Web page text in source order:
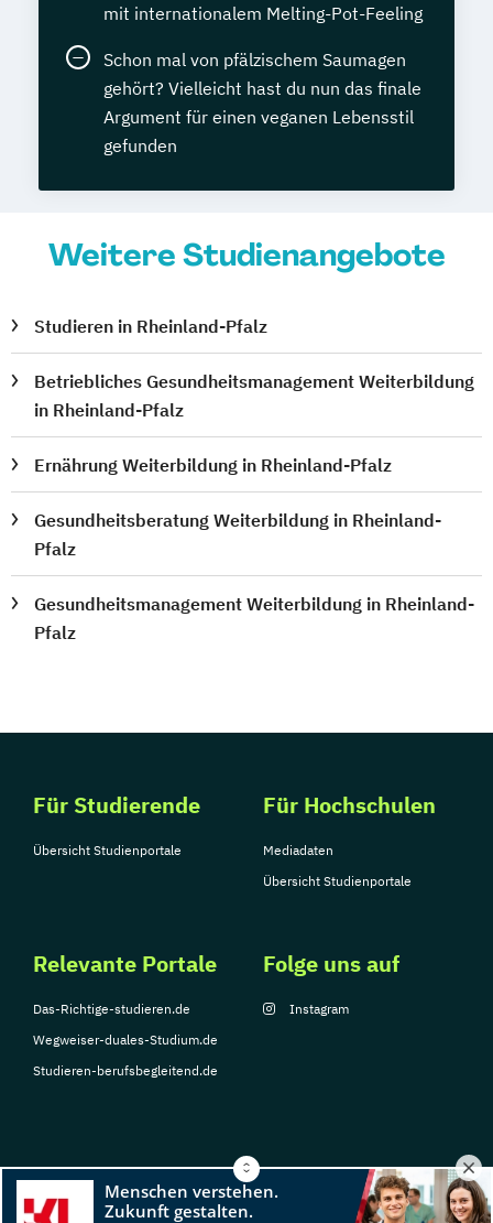
mit internationalem Melting-Pot-Feeling
Schon mal von pfälzischem Saumagen
gehört? Vielleicht hast du nun das finale
Argument für einen veganen Lebensstil
gefunden
Weitere Studienangebote
Studieren in Rheinland-Pfalz
Betriebliches Gesundheitsmanagement Weiterbildung
in Rheinland-Pfalz
Ernährung Weiterbildung in Rheinland-Pfalz
Gesundheitsberatung Weiterbildung in Rheinland-
Pfalz
Gesundheitsmanagement Weiterbildung in Rheinland-
Pfalz
Für Studierende
Übersicht Studienportale
Für Hochschulen
Mediadaten
Übersicht Studienportale
Relevante Portale
Das-Richtige-studieren.de
Wegweiser-duales-Studium.de
Studieren-berufsbegleitend.de
Folge uns auf
Instagram
© Copyright 2026, TarGroup Media GmbH